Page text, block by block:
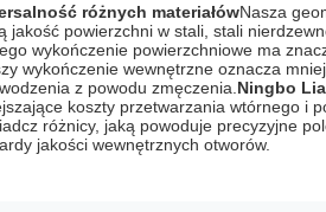
różnych materiałówNasza
jakość powierzchni w stali, stali
wykończenie powierzchniowe ma
wykończenie wewnętrzne oznacza
z powodu zmęczenia. Ningbo
koszty przetwarzania wtórnego i
różnicy, jaką powoduje precyzyjne
jakości wewnętrznych otworów.